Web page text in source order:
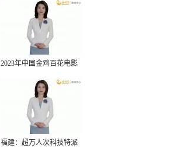
2023年中国金鸡百花电影
节有福电影巡展31日启动
福建：超万人次科技特派